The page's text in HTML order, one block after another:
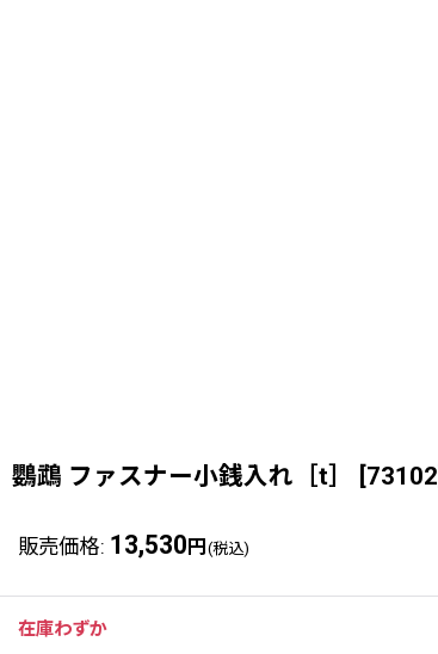
鸚鵡 ファスナー小銭入れ［t］ 73102
販売価格: 13,530 円 (税込)
在庫わずか